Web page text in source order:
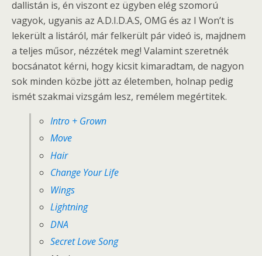
dallistán is, én viszont ez ügyben elég szomorú
vagyok, ugyanis az A.D.I.D.A.S, OMG és az I Won’t is
lekerült a listáról, már felkerült pár videó is, majdnem
a teljes műsor, nézzétek meg! Valamint szeretnék
bocsánatot kérni, hogy kicsit kimaradtam, de nagyon
sok minden közbe jött az életemben, holnap pedig
ismét szakmai vizsgám lesz, remélem megértitek.
Intro + Grown
Move
Hair
Change Your Life
Wings
Lightning
DNA
Secret Love Song